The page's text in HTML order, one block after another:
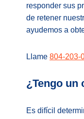
responder sus
de retener
ayudemos a
Llame 804-203-
¿Tengo un
Es difícil